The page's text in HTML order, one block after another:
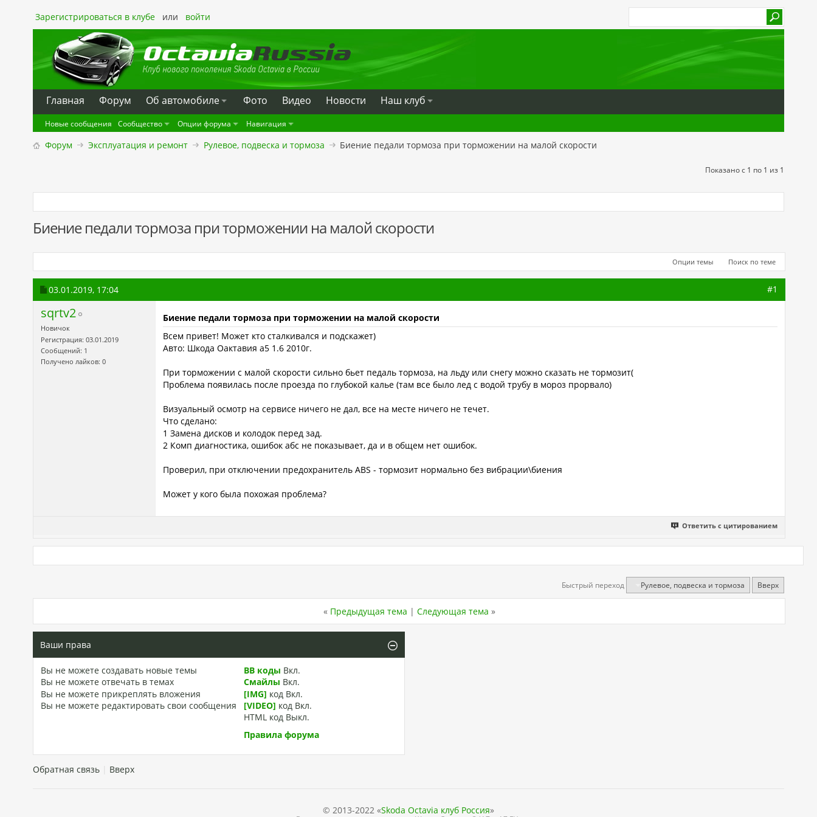
Зарегистрироваться в клубе или войти
Главная Форум Oб автомобиле Фото Видео Новости Наш клуб
Новые сообщения Сообщество Опции форума Навигация
Форум Эксплуатация и ремонт Рулевое, подвеска и тормоза Биение педали тормоза при торможении на малой скорости
Показано с 1 по 1 из 1
Биение педали тормоза при торможении на малой скорости
Опции темы Поиск по теме
03.01.2019, 17:04 #1
sqrtv2
Новичок
Регистрация: 03.01.2019
Сообщений: 1
Получено лайков: 0
Биение педали тормоза при торможении на малой скорости
Всем привет! Может кто сталкивался и подскажет)
Авто: Шкода Оактавия а5 1.6 2010г.
При торможении с малой скорости сильно бьет педаль тормоза, на льду или снегу можно сказать не тормозит(
Проблема появилась после проезда по глубокой калье (там все было лед с водой трубу в мороз прорвало)
Визуальный осмотр на сервисе ничего не дал, все на месте ничего не течет.
Что сделано:
1 Замена дисков и колодок перед зад.
2 Комп диагностика, ошибок абс не показывает, да и в общем нет ошибок.
Проверил, при отключении предохранитель ABS - тормозит нормально без вибрации\биения
Может у кого была похожая проблема?
Ответить с цитированием
Быстрый переход Рулевое, подвеска и тормоза Вверх
« Предыдущая тема | Следующая тема »
Ваши права
Вы не можете создавать новые темы
Вы не можете отвечать в темах
Вы не можете прикреплять вложения
Вы не можете редактировать свои сообщения
BB коды Вкл.
Смайлы Вкл.
[IMG] код Вкл.
[VIDEO] код Вкл.
HTML код Выкл.
Правила форума
Обратная связь| Вверх
© 2013-2022 «Skoda Octavia клуб Россия»